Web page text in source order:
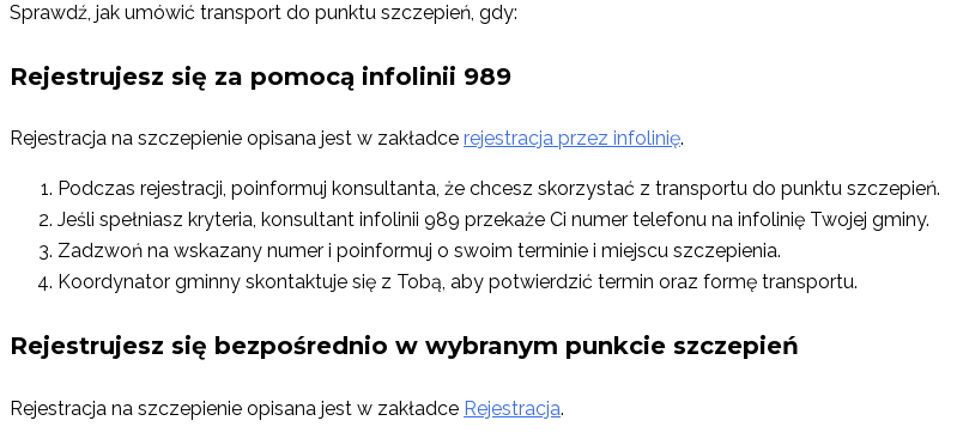
Sprawdź, jak umówić transport do punktu szczepień, gdy:
Rejestrujesz się za pomocą infolinii 989
Rejestracja na szczepienie opisana jest w zakładce rejestracja przez infolinię.
Podczas rejestracji, poinformuj konsultanta, że chcesz skorzystać z transportu do punktu szczepień.
Jeśli spełniasz kryteria, konsultant infolinii 989 przekaże Ci numer telefonu na infolinię Twojej gminy.
Zadzwoń na wskazany numer i poinformuj o swoim terminie i miejscu szczepienia.
Koordynator gminny skontaktuje się z Tobą, aby potwierdzić termin oraz formę transportu.
Rejestrujesz się bezpośrednio w wybranym punkcie szczepień
Rejestracja na szczepienie opisana jest w zakładce Rejestracja.